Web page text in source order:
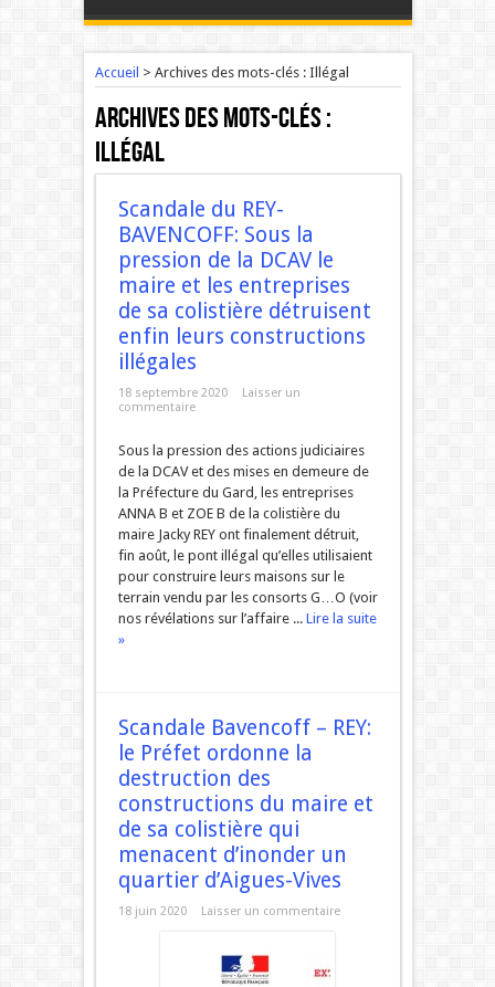
Accueil > Archives des mots-clés : Illégal
Archives des mots-clés :
Illégal
Scandale du REY-
BAVENCOFF: Sous la
pression de la DCAV le
maire et les entreprises
de sa colistière détruisent
enfin leurs constructions
illégales
18 septembre 2020
Laisser un
commentaire
Sous la pression des actions judiciaires
de la DCAV et des mises en demeure de
la Préfecture du Gard, les entreprises
ANNA B et ZOE B de la colistière du
maire Jacky REY ont finalement détruit,
fin août, le pont illégal qu’elles utilisaient
pour construire leurs maisons sur le
terrain vendu par les consorts G…O (voir
nos révélations sur l’affaire ... Lire la suite
»
Scandale Bavencoff – REY:
le Préfet ordonne la
destruction des
constructions du maire et
de sa colistière qui
menacent d’inonder un
quartier d’Aigues-Vives
18 juin 2020 Laisser un commentaire